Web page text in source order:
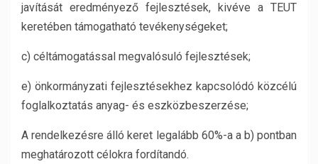
javítását eredményező fejlesztések, kivéve a TEUT
keretében támogatható tevékenységeket;
c) céltámogatással megvalósuló fejlesztések;
e) önkormányzati fejlesztésekhez kapcsolódó közcélú
foglalkoztatás anyag- és eszközbeszerzése;
A rendelkezésre álló keret legalább 60%-a a b) pontban
meghatározott célokra fordítandó.